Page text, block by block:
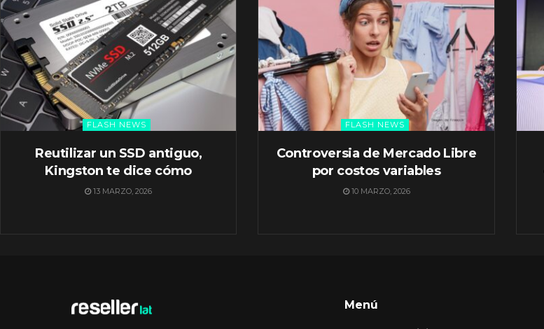
FLASH NEWS
Reutilizar un SSD antiguo,
Kingston te dice cómo
13 MARZO, 2026
FLASH NEWS
Controversia de Mercado Libre
por costos variables
10 MARZO, 2026
Menú